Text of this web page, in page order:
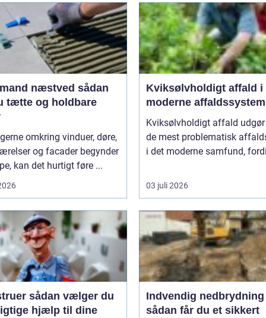
næstved sådan
tætte og holdbare
omkring vinduer, døre,
og facader begynder
kan det hurtigt føre ...
Kviksølvholdigt affald i
moderne affaldssystem
Kviksølvholdigt affald
de mest problematisk
i det moderne samfund,
03 juli 2026
vælger du
hjælp til dine
Indvendig nedbrydning
sådan får du et sikkert